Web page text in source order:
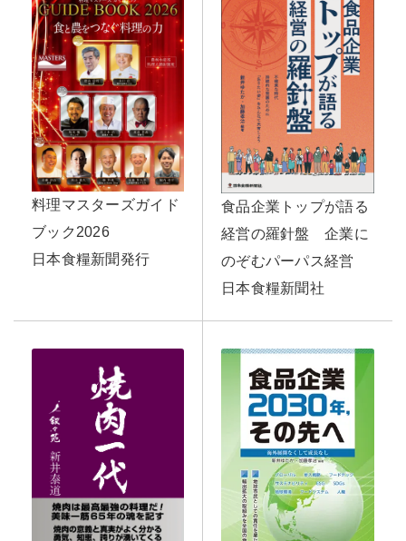
料理マスターズガイド
ブック2026
日本食糧新聞発行
食品企業トップが語る
経営の羅針盤 企業に
のぞむパーパス経営
日本食糧新聞社